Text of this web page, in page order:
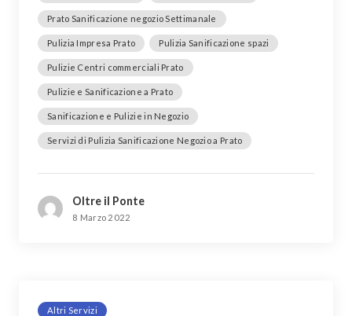
Prato Sanificazione negozio Settimanale
Pulizia Impresa Prato Pulizia Sanificazione spazi
Pulizie Centri commerciali Prato
Pulizie e Sanificazione a Prato
Sanificazione e Pulizie in Negozio
Servizi di Pulizia Sanificazione Negozio a Prato
Oltre il Ponte
8 Marzo 2022
Altri Servizi